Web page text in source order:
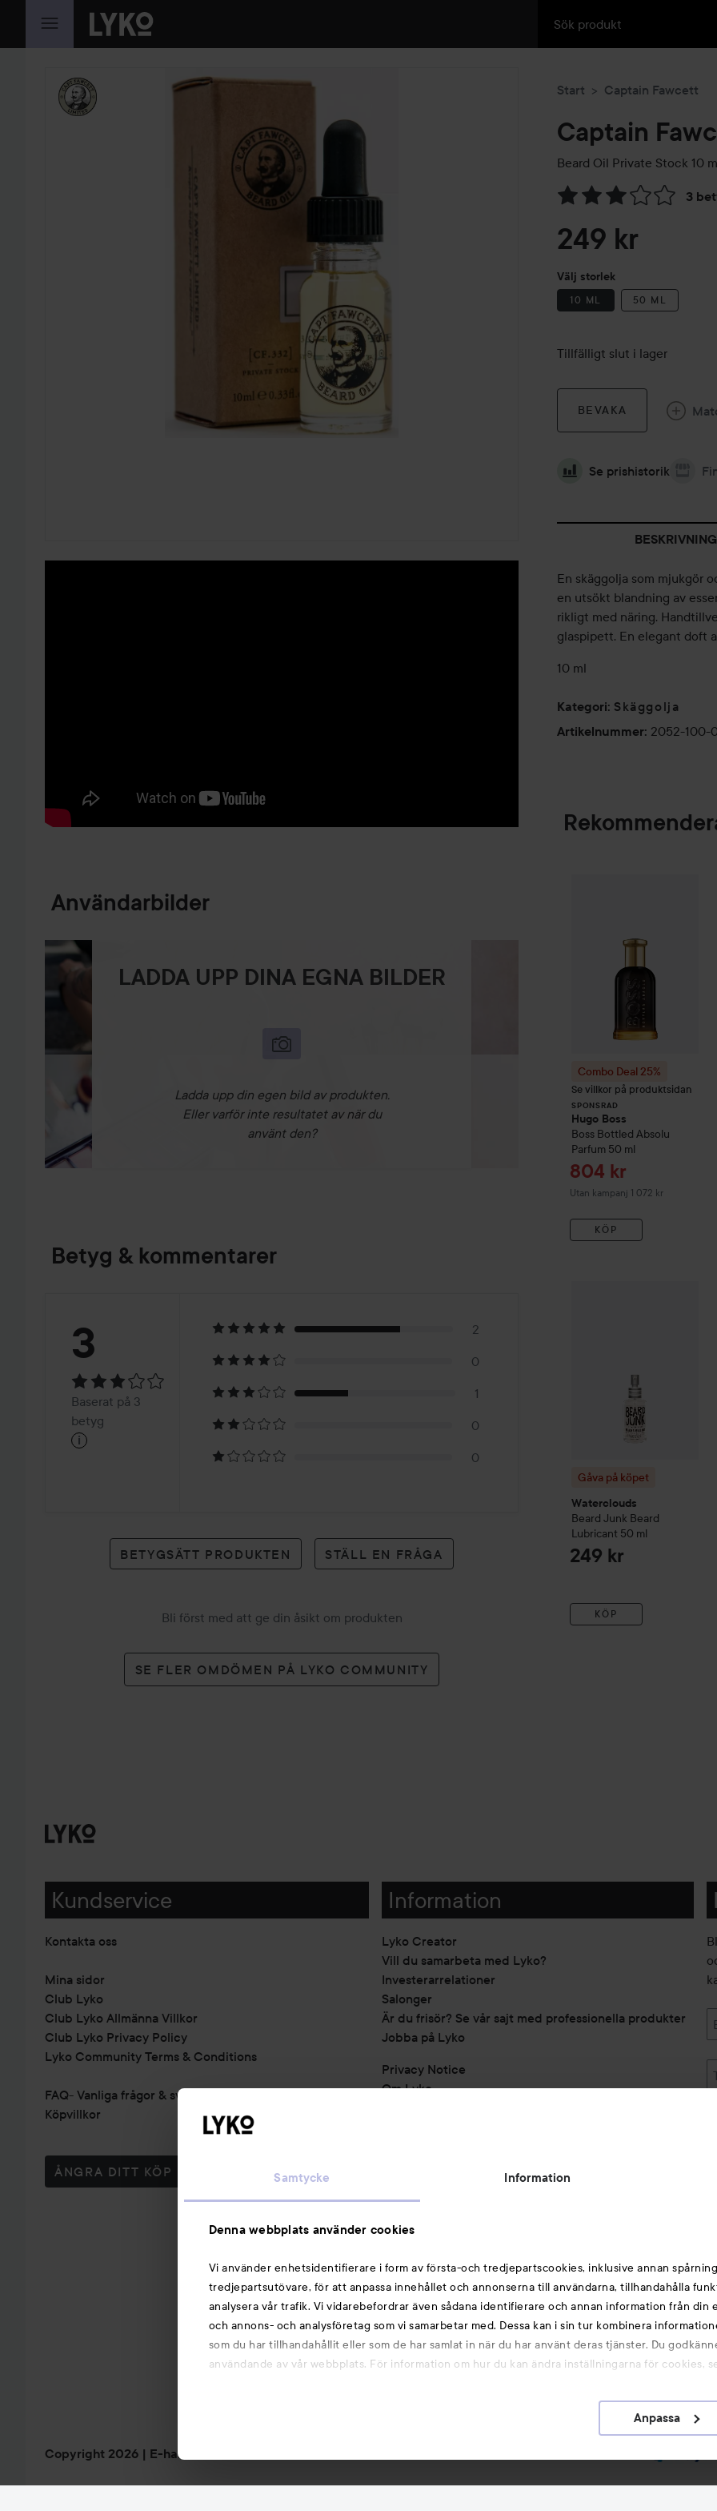
Samtycke Information
Denna webbplats använder cookies
Vi använder enhetsidentifierare i form av första-och tredjepartscookies, inklusive annan
tredjepartsutövare, för att anpassa innehållet och annonserna till användarna, tillhandahålla
analysera vår trafik. Vi vidarebefordrar även sådana identifierare och annan information från din
och annons- och analysföretag som vi samarbetar med. Dessa kan i sin tur kombinera
som du har tillhandahållit eller som de har samlat in när du har använt deras tjänster. Du
användande av vår webbplats. För information om hur du kan ändra inställningarna för cookies,
Anpassa
HOPPA TILL INNEHÅLLET
Användarbilder
LADDA UPP DINA EGNA BILDER
Ladda upp din egen bild av produkten.
Eller varför inte resultatet av när du
använt den?
Betyg & kommentarer
Betyg:
3Baserat
på
betyg
3
Baserat på 3
betyg
i
2
0
1
0
0
BETYGSÄTT PRODUKTEN STÄLL EN FRÅGA
Bli först med att ge din åsikt om produkten
SE FLER OMDÖMEN PÅ LYKO COMMUNITY
Start Captain Fawcett
Captain
Beard Oil Private Stock 10
3
Hoppa till Betyg &
249 kr
Välj storlek
10 ML 50 ML
Tillfälligt slut i lager
BEVAKA
Se prishistorik
BESKRIVNING
En skäggolja som mjukgör
en utsökt blandning av
rikligt med näring.
glaspipett. En elegant doft
10 ml
Kategori: Skäggolja
Artikelnummer: 2052-100-
Combo Deal 25%
Se villkor på produktsidan
SPONSRAD
Hugo Boss
Boss Bottled Absolu
Parfum 50 ml
Reapris
804 kr
Utan kampanj 1 072 kr
KÖP
Gåva på köpet
Waterclouds
Beard Junk Beard
Lubricant 50 ml
249 kr
KÖP
Kundservice
Kontakta oss
Mina sidor
Club Lyko
Club Lyko Allmänna Villkor
Club Lyko Privacy Policy
Lyko Community Terms & Conditions
FAQ- Vanliga frågor & svar
Köpvillkor
ÅNGRA DITT KÖP
Information
Lyko Creator
Vill du samarbeta med Lyko?
Investerarrelationer
Salonger
Är du frisör? Se vår sajt med professionella produkter
Jobba på Lyko
Privacy Notice
Om Lyko
Michael Edwards Fragrances of the World
Cookie Consent
Partners
Du kanske också gillar
Smink
Hårnålar
Copyright 2026 E-handel av Avensia